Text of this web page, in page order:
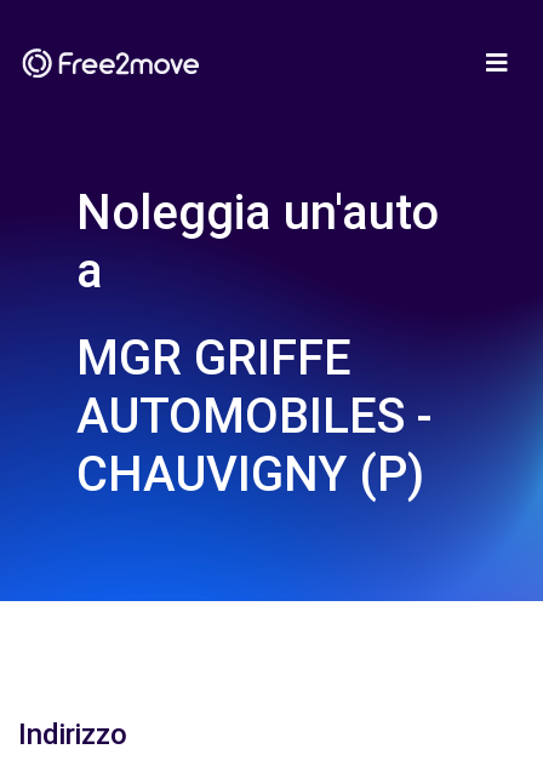
Noleggia un'auto
a
MGR GRIFFE
AUTOMOBILES -
CHAUVIGNY (P)
Indirizzo